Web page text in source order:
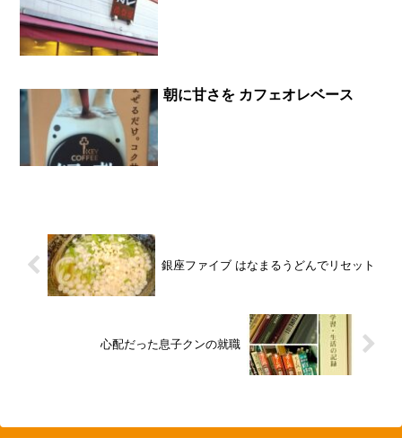
朝に甘さを カフェオレベース
銀座ファイブ はなまるうどんでリセット
心配だった息子クンの就職